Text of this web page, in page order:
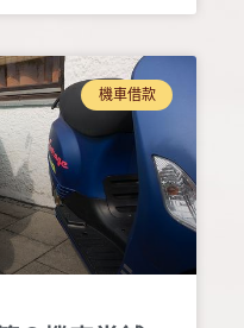
機車借款